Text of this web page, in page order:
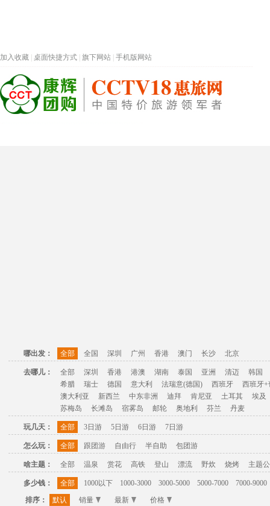
加入收藏 桌面快捷方式 旗下网站 手机版网站
哪出发： 全部 全国 深圳 广州 香港 澳门 长沙 北京
去哪儿： 全部 深圳 香港 港澳 湖南 泰国 亚洲 清迈
韩国
希腊
瑞士 德国 意大利 法瑞意(德国) 西班牙
西班牙+
澳大利亚
新西兰 中东非洲 迪拜 肯尼亚 土耳其
埃及
苏梅岛
长滩岛 宿雾岛 邮轮 奥地利 芬兰 丹麦
玩几天： 全部 3日游 5日游 6日游 7日游
怎么玩： 全部 跟团游 自由行 半自助 包团游
啥主题： 全部 温泉 赏花 高铁 登山 漂流 野炊 烧烤 主题
多少钱： 全部 1000以下 1000-3000 3000-5000 5000-7000
7000-9000
排序：
默认 销量 最新 价格